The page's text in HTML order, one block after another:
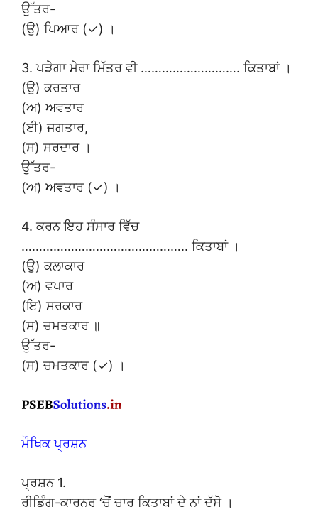
ਉੱਤਰ-
(ਉ) ਪਿਆਰ (✓) ।
3. ਪੜੇਗਾ ਮੇਰਾ ਮਿੱਤਰ ਵੀ ………………………. ਕਿਤਾਬਾਂ ।
(ਉ) ਕਰਤਾਰ
(ਅ) ਅਵਤਾਰ
(ਈ) ਜਗਤਾਰ,
(ਸ) ਸਰਦਾਰ ।
ਉੱਤਰ-
(ਅ) ਅਵਤਾਰ (✓) ।
4. ਕਰਨ ਇਹ ਸੰਸਾਰ ਵਿੱਚ
……………………………………….. ਕਿਤਾਬਾਂ ।
(ਉ) ਕਲਾਕਾਰ
(ਅ) ਵਪਾਰ
(ਇ) ਸਰਕਾਰ
(ਸ) ਚਮਤਕਾਰ ॥
ਉੱਤਰ-
(ਸ) ਚਮਤਕਾਰ (✓) ।
ਮੌਖਿਕ ਪ੍ਰਸ਼ਨ
ਪ੍ਰਸ਼ਨ 1.
ਰੀਡਿੰਗ-ਕਾਰਨਰ ‘ਚੋਂ ਚਾਰ ਕਿਤਾਬਾਂ ਦੇ ਨਾਂ ਦੱਸੋ ।